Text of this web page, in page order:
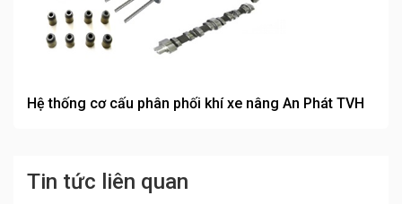
Hệ thống cơ cấu phân phối khí xe nâng An Phát TVH
Tin tức liên quan